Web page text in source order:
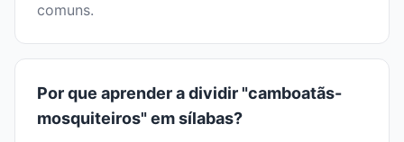
comuns.
Por que aprender a dividir "camboatãs-
mosquiteiros" em sílabas?